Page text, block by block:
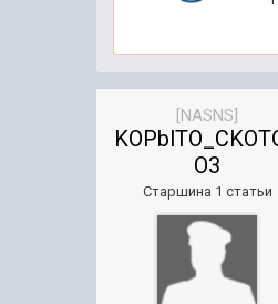
[NASNS]
O3
Старшина 1 статьи